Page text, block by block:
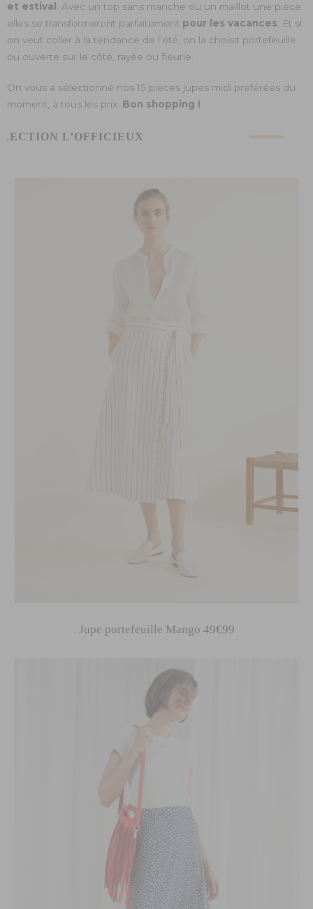
et estival . Avec un top sans manche ou un maillot une pièce
elles se transformeront parfaitement pour les vacances. Et si
on veut coller à la tendance de l’été, on la choisit portefeuille
ou ouverte sur le côté, rayée ou fleurie.
On vous a sélectionné nos 15 pièces jupes midi préférées du
moment, à tous les prix. Bon shopping !
L’OFFICIEUX
Jupe portefeuille Mango 49€99